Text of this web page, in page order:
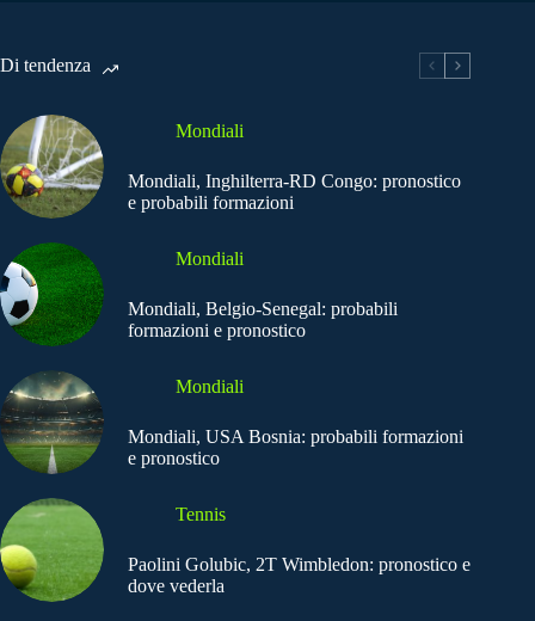
Di tendenza
Mondiali
Mondiali, Inghilterra-RD Congo: pronostico
e probabili formazioni
Mondiali
Mondiali, Belgio-Senegal: probabili
formazioni e pronostico
Mondiali
Mondiali, USA Bosnia: probabili formazioni
e pronostico
Tennis
Paolini Golubic, 2T Wimbledon: pronostico e
dove vederla